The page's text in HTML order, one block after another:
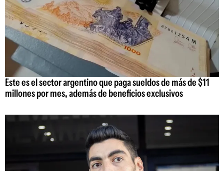
Este es el sector argentino que paga sueldos de más de $11
millones por mes, además de beneficios exclusivos